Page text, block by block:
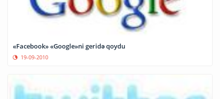
«Facebook» «Google»ni geridə qoydu
19-09-2010